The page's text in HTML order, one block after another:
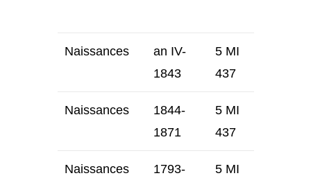
Naissances
an IV-
1843
5 MI
437
Naissances
1844-
1871
5 MI
437
Naissances
1793-
5 MI